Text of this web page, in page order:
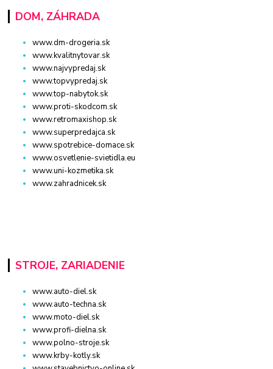
DOM, ZÁHRADA
www.dm-drogeria.sk
www.kvalitnytovar.sk
www.najvypredaj.sk
www.topvypredaj.sk
www.top-nabytok.sk
www.proti-skodcom.sk
www.retromaxishop.sk
www.superpredajca.sk
www.spotrebice-domace.sk
www.osvetlenie-svietidla.eu
www.uni-kozmetika.sk
www.zahradnicek.sk
STROJE, ZARIADENIE
www.auto-diel.sk
www.auto-techna.sk
www.moto-diel.sk
www.profi-dielna.sk
www.polno-stroje.sk
www.krby-kotly.sk